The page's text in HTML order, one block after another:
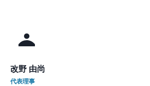
改野 由尚
代表理事